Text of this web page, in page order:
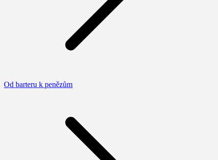
Od barteru k penězům